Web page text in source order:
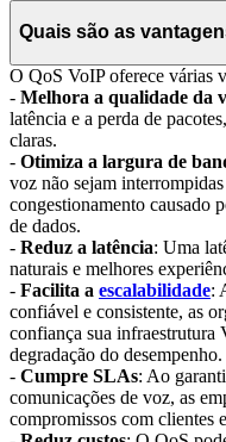
Quais são as
O QoS VoIP oferece várias
- Melhora a qualidade da
latência e a perda de
claras.
- Otimiza a largura de
voz não sejam
congestionamento causado
de dados.
- Reduz a latência: Uma
naturais e melhores
- Facilita a escalabilidade:
confiável e consistente, as
confiança sua infraestrutura
degradação do desempenho.
- Cumpre SLAs: Ao
comunicações de voz, as
compromissos com clientes